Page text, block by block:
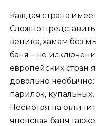
Каждая страна
Сложно представить
веника, хамам без
баня – не
европейских стран
довольно
парилок,
Несмотря на
японская баня